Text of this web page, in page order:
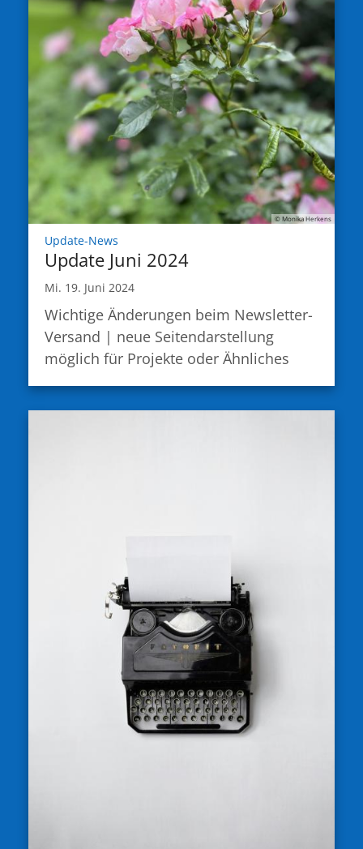
© Monika Herkens
Update-News
Update Juni 2024
Mi. 19. Juni 2024
Wichtige Änderungen beim Newsletter-
Versand | neue Seitendarstellung
möglich für Projekte oder Ähnliches